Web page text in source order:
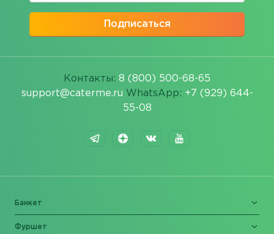
Подписаться
Контакты: 8 (800) 500-68-65
support@caterme.ru WhatsApp: +7 (929) 644-
55-08
Банкет
Фуршет